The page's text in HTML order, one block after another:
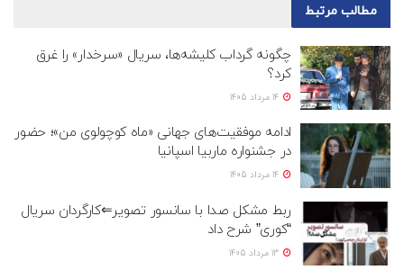
مطالب مرتبط
چگونه گرداب کلیشه‌ها، سریال «سرخدار» را غرق
کرد؟
ادامه موفقیت‌های جهانی «ماه کوچولوی من»؛ حضور
در جشنواره ماربیا اسپانیا
ربط مشکل صدا با سانسور تصویر⇐کارگردان سریال
“کوری” شرح داد